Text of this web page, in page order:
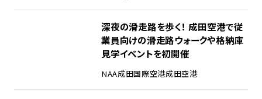
深夜の滑走路を歩く！ 成田空港で従
業員向けの滑走路ウォークや格納庫
見学イベントを初開催
NAA成田国際空港成田空港